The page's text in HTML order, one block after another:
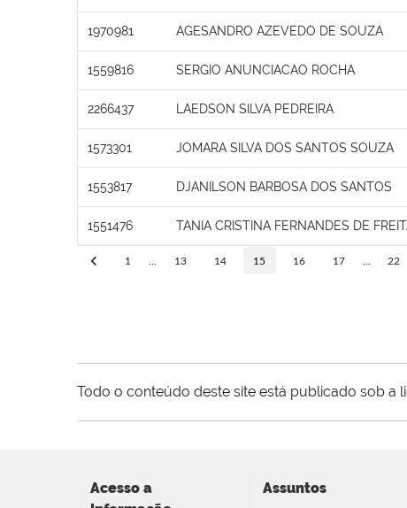
1970981 AGESANDRO AZEVEDO DE SOUZA
1559816 SERGIO ANUNCIACAO ROCHA
2266437 LAEDSON SILVA PEDREIRA
1573301 JOMARA SILVA DOS SANTOS SOUZA
1553817 DJANILSON BARBOSA DOS SANTOS
1551476 TANIA CRISTINA FERNANDES DE
1 13 14 15 16 17 22
Todo o conteúdo deste site está publicado sob a
Acesso a
Assuntos